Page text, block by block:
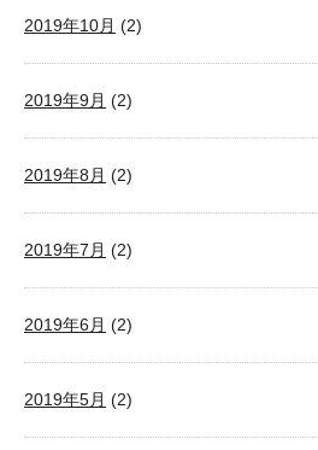
2019年10月 (2)
2019年9月 (2)
2019年8月 (2)
2019年7月 (2)
2019年6月 (2)
2019年5月 (2)